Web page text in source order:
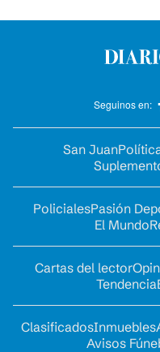
Seguinos en:
San Juan
PolicialesPasión
El Mundo
Cartas del lector
Tendencia
ClasificadosInmuebles
Avisos